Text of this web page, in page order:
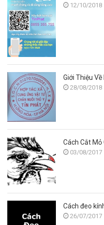
12/10/2018
Giới Thiệu Về
28/08/2018
Cách Cắt Mỏ
03/08/2017
Cách đeo
26/07/2017